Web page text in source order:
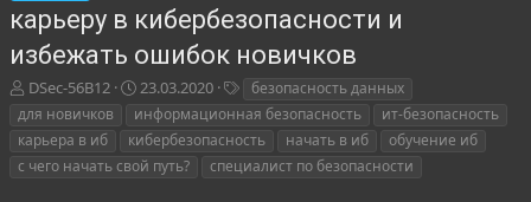
карьеру в кибербезопасности и
избежать ошибок новичков
А
в
о
р
DSec-56B12
Д
а
а
н
23.03.2020
е
и
безопасность данных
для новичков
информационная безопасность
ит-безопасность
карьера в иб
кибербезопасность начать в иб
обучение иб
с чего начать свой путь?
специалист по безопасности